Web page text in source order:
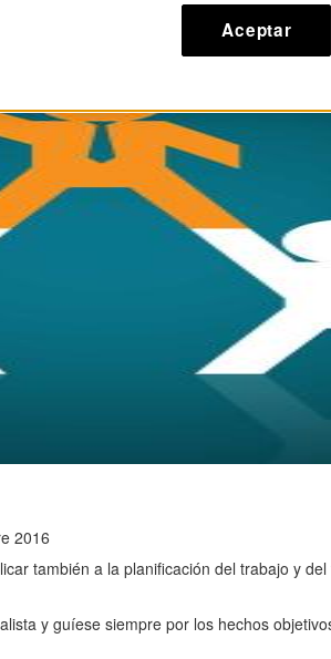
2016
también a la planificación del trabajo y
y guíese siempre por los hechos
Aceptar